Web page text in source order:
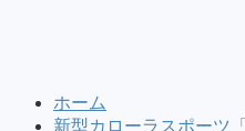
ホーム
新型カローラスポーツ